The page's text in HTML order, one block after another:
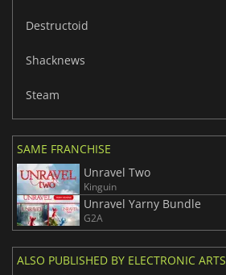
Destructoid
Shacknews
Steam
SAME FRANCHISE
Unravel Two
Kinguin
Unravel Yarny Bundle
G2A
ALSO PUBLISHED BY ELECTRONIC ARTS